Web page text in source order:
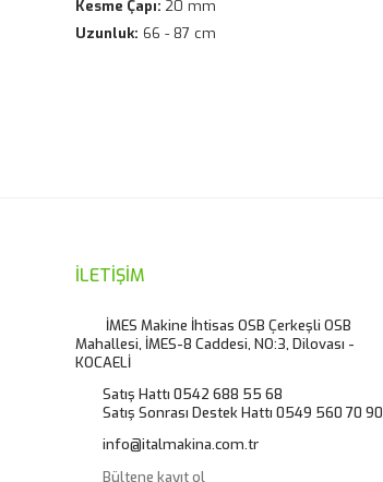
Kesme Çapı: 20 mm
Uzunluk: 66 - 87 cm
Ürün bilgilerinde hatalar bulunuyor.
Bu ürüne benzer farklı alternatifler olmalı.
İLETİŞİM
İMES Makine İhtisas OSB Çerkeşli OSB
Mahallesi, İMES-8 Caddesi, NO:3, Dilovası -
KOCAELİ
Satış Hattı 0542 688 55 68
Satış Sonrası Destek Hattı 0549 560 70 90
info@italmakina.com.tr